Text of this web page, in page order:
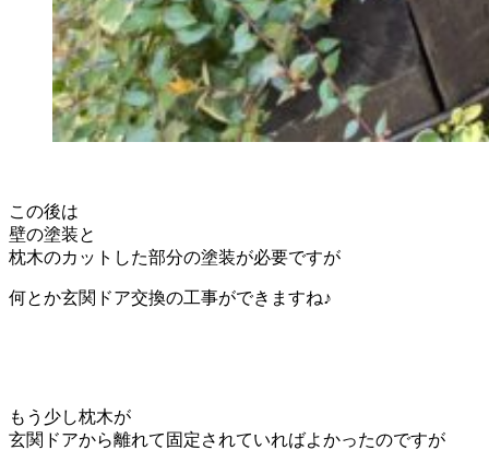
この後は
壁の塗装と
枕木のカットした部分の塗装が必要ですが
何とか玄関ドア交換の工事ができますね♪
もう少し枕木が
玄関ドアから離れて固定されていればよかったのですが